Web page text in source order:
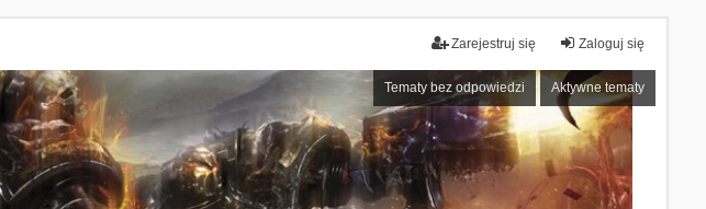
Zaloguj się
Zarejestruj się
Tematy bez odpowiedzi Aktywne tematy